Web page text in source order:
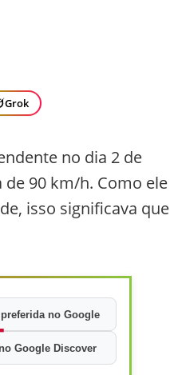
Grok
no dia 2 de
90 km/h. Como ele
isso significava que
no Google
Google Discover